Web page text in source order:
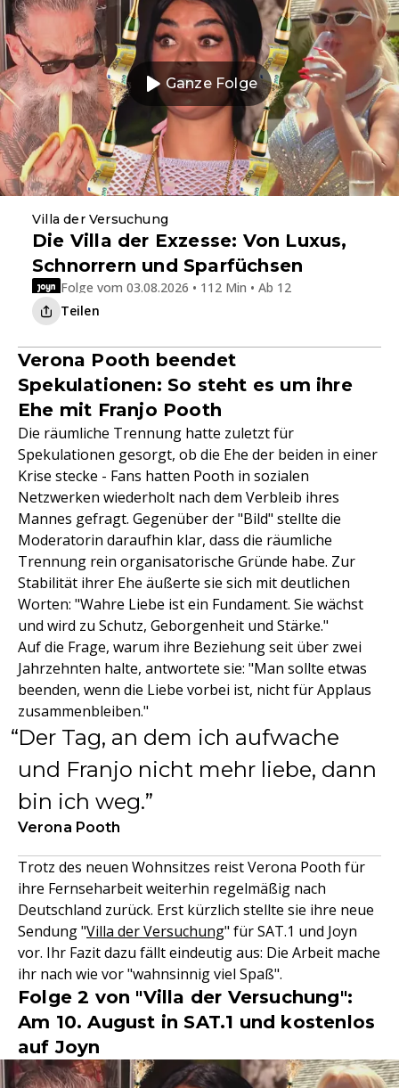
Ganze Folge
Villa der Versuchung
Die Villa der Exzesse: Von Luxus,
Schnorrern und Sparfüchsen
Folge vom 03.08.2026 • 112 Min • Ab 12
Teilen
Verona Pooth beendet
Spekulationen: So steht es um ihre
Ehe mit Franjo Pooth
Die räumliche Trennung hatte zuletzt für
Spekulationen gesorgt, ob die Ehe der beiden in einer
Krise stecke - Fans hatten Pooth in sozialen
Netzwerken wiederholt nach dem Verbleib ihres
Mannes gefragt. Gegenüber der "Bild" stellte die
Moderatorin daraufhin klar, dass die räumliche
Trennung rein organisatorische Gründe habe. Zur
Stabilität ihrer Ehe äußerte sie sich mit deutlichen
Worten: "Wahre Liebe ist ein Fundament. Sie wächst
und wird zu Schutz, Geborgenheit und Stärke."
Auf die Frage, warum ihre Beziehung seit über zwei
Jahrzehnten halte, antwortete sie: "Man sollte etwas
beenden, wenn die Liebe vorbei ist, nicht für Applaus
zusammenbleiben."
Der Tag, an dem ich aufwache
und Franjo nicht mehr liebe, dann
bin ich weg.
Verona Pooth
Trotz des neuen Wohnsitzes reist Verona Pooth für
ihre Fernseharbeit weiterhin regelmäßig nach
Deutschland zurück. Erst kürzlich stellte sie ihre neue
Sendung "Villa der Versuchung" für SAT.1 und Joyn
vor. Ihr Fazit dazu fällt eindeutig aus: Die Arbeit mache
ihr nach wie vor "wahnsinnig viel Spaß".
Folge 2 von "Villa der Versuchung":
Am 10. August in SAT.1 und kostenlos
auf Joyn